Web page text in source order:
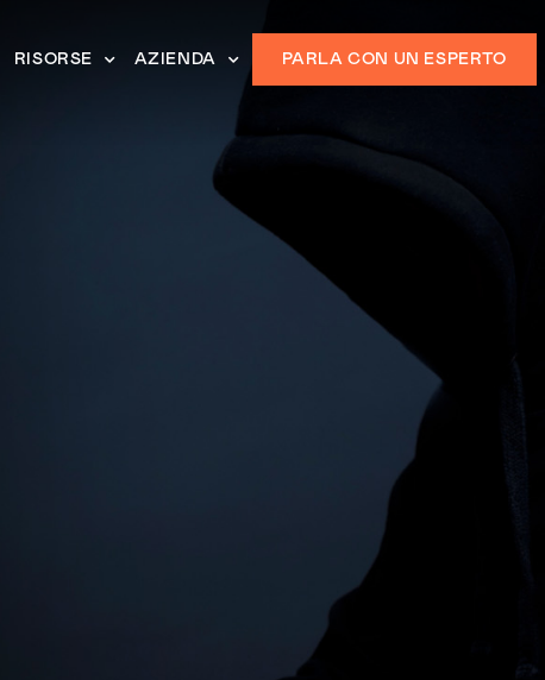
RISORSE AZIENDA PARLA CON UN ESPERTO